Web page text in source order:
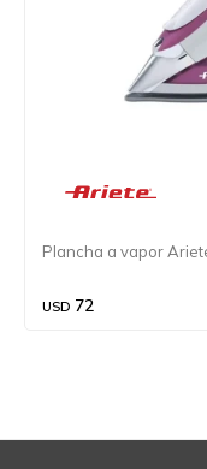
Plancha a vapor
USD 72